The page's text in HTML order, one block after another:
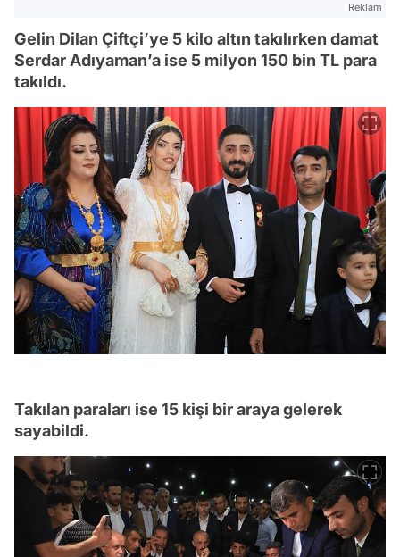
Reklam
Gelin Dilan Çiftçi’ye 5 kilo altın takılırken damat
Serdar Adıyaman’a ise 5 milyon 150 bin TL para
takıldı.
Takılan paraları ise 15 kişi bir araya gelerek
sayabildi.